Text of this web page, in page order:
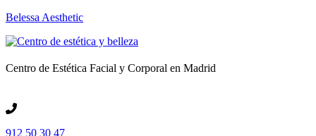
Belessa Aesthetic
Centro de Estética Facial y Corporal en Madrid
912 50 30 47